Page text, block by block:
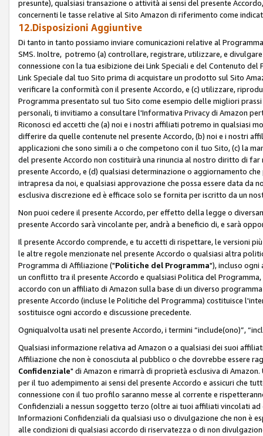
presunte), qualsiasi transazione o attività ai sensi del presente
concernenti le tasse relative al Sito Amazon di riferimento come
12.Disposizioni Aggiuntive
Di tanto in tanto possiamo inviare comunicazioni relative al
SMS. Inoltre, potremo (a) controllare, registrare, utilizzare, e
connessione con la tua esibizione dei Link Speciali e del Contenuto
Link Speciale dal tuo Sito prima di acquistare un prodotto sul Sito
verificare la conformità con il presente Accordo, e (c) utilizzare,
Programma presentato sul tuo Sito come esempio delle migliori
personali, ti invitiamo a consultare l'Informativa Privacy di Amazon
Riconosci ed accetti che (a) noi e i nostri affiliati potremo in qualsiasi
differire da quelle contenute nel presente Accordo, (b) noi e i nostri
applicazioni che sono simili a o che competono con il tuo Sito, (c) la
del presente Accordo non costituirà una rinuncia al nostro diritto di
presente Accordo, e (d) qualsiasi determinazione o aggiornamento
intrapresa da noi, e qualsiasi approvazione che possa essere data
esclusiva discrezione ed è efficace solo se fornita per iscritto da un
Non puoi cedere il presente Accordo, per effetto della legge o
presente Accordo sarà vincolante per, andrà a beneficio di, e sarà
Il presente Accordo comprende, e tu accetti di rispettare, le versioni
le altre regole menzionate nel presente Accordo o qualsiasi altra
Programma di Affiliazione ("Politiche del Programma"), incluso
un conflitto tra il presente Accordo e qualsiasi Politica del
accordo con un affiliato di Amazon sulla base di un diverso
presente Accordo (incluse le Politiche del Programma) costituisce
sostituisce ogni accordo e discussione precedente.
Ogniqualvolta usati nel presente Accordo, i termini “include(ono)”,
Qualsiasi informazione relativa ad Amazon o a qualsiasi dei suoi
Affiliazione che non è conosciuta al pubblico o che dovrebbe essere
Confidenziale" di Amazon e rimarrà di proprietà esclusiva di
per il tuo adempimento ai sensi del presente Accordo e assicuri che
connessione con il tuo profilo saranno messe al corrente e
Confidenziali a nessun soggetto terzo (oltre ai tuoi affiliati vincolati
Informazioni Confidenziali da qualsiasi uso o divulgazione che non è
alle condizioni di qualsiasi accordo di riservatezza o di non